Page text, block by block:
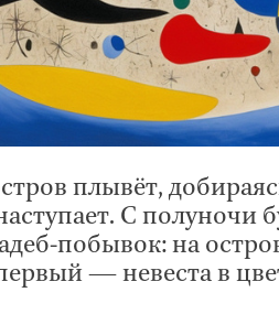
плывёт,
С полуночи
побывок: на
— невеста в